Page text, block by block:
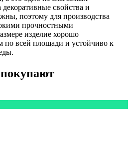
свойства и
поэтому для производства
прочностными
изделие хорошо
по всей площади и устойчиво к